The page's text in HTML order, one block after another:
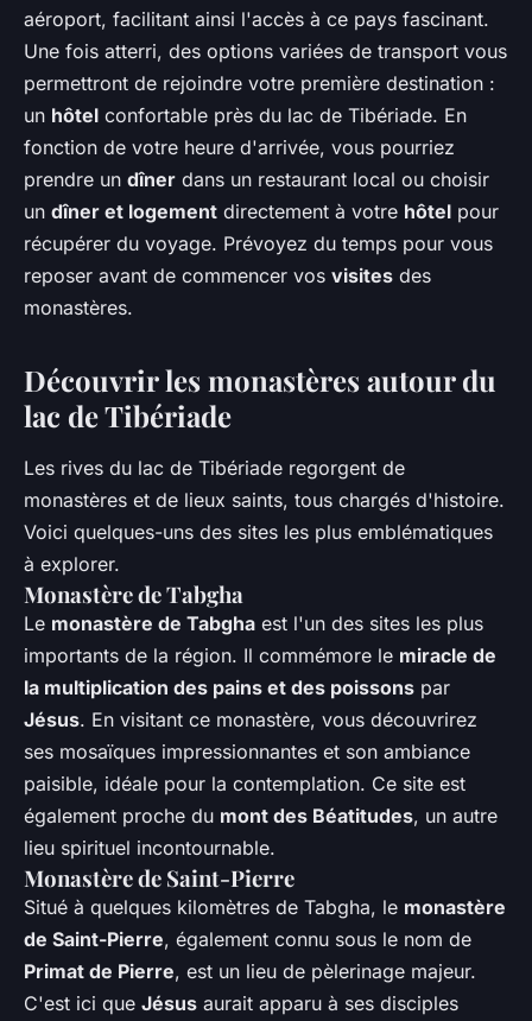
aéroport, facilitant ainsi l'accès à ce pays fascinant.
Une fois atterri, des options variées de transport vous
permettront de rejoindre votre première destination :
un hôtel confortable près du lac de Tibériade. En
fonction de votre heure d'arrivée, vous pourriez
prendre un dîner dans un restaurant local ou choisir
un dîner et logement directement à votre hôtel pour
récupérer du voyage. Prévoyez du temps pour vous
reposer avant de commencer vos visites des
monastères.
Découvrir les monastères autour du
lac de Tibériade
Les rives du lac de Tibériade regorgent de
monastères et de lieux saints, tous chargés d'histoire.
Voici quelques-uns des sites les plus emblématiques
à explorer.
Monastère de Tabgha
Le monastère de Tabgha est l'un des sites les plus
importants de la région. Il commémore le miracle de
la multiplication des pains et des poissons par
Jésus. En visitant ce monastère, vous découvrirez
ses mosaïques impressionnantes et son ambiance
paisible, idéale pour la contemplation. Ce site est
également proche du mont des Béatitudes, un autre
lieu spirituel incontournable.
Monastère de Saint-Pierre
Situé à quelques kilomètres de Tabgha, le monastère
de Saint-Pierre, également connu sous le nom de
Primat de Pierre, est un lieu de pèlerinage majeur.
C'est ici que Jésus aurait apparu à ses disciples